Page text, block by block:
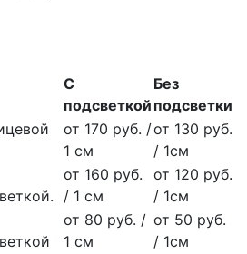
С
подсветкой
Без
подсветки
от 170 руб. /
1 см
от 130 руб.
/ 1см
от 160 руб.
/ 1 см
от 120 руб.
/ 1см
от 80 руб. /
1 см
от 50 руб.
/ 1см